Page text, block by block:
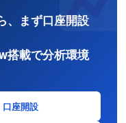
、まず口座開設
搭載で分析環境
座開設